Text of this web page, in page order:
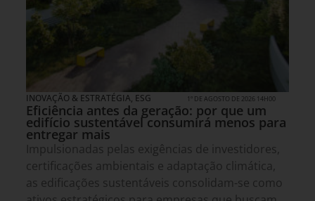
INOVAÇÃO & ESTRATÉGIA, ESG 1º DE AGOSTO DE 2026 14H00
Eficiência antes da geração: por que um
edifício sustentável consumirá menos para
entregar mais
Impulsionadas pelas exigências de investidores,
certificações ambientais e adaptação climática,
as edificações sustentáveis consolidam-se como